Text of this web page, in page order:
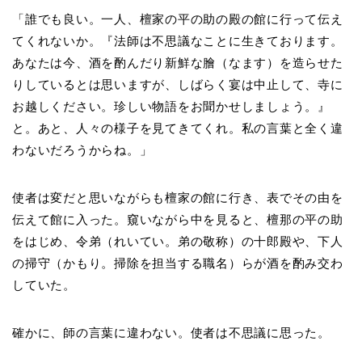
「誰でも良い。一人、檀家の平の助の殿の館に行って伝え
てくれないか。『法師は不思議なことに生きております。
あなたは今、酒を酌んだり新鮮な膾（なます）を造らせた
りしているとは思いますが、しばらく宴は中止して、寺に
お越しください。珍しい物語をお聞かせしましょう。』
と。あと、人々の様子を見てきてくれ。私の言葉と全く違
わないだろうからね。」
使者は変だと思いながらも檀家の館に行き、表でその由を
伝えて館に入った。窺いながら中を見ると、檀那の平の助
をはじめ、令弟（れいてい。弟の敬称）の十郎殿や、下人
の掃守（かもり。掃除を担当する職名）らが酒を酌み交わ
していた。
確かに、師の言葉に違わない。使者は不思議に思った。